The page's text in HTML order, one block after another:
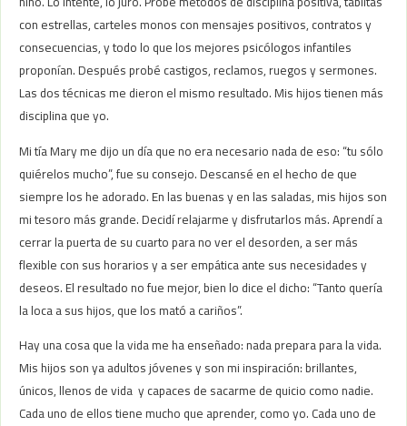
con estrellas, carteles monos con mensajes positivos, contratos y
consecuencias, y todo lo que los mejores psicólogos infantiles
proponían. Después probé castigos, reclamos, ruegos y sermones.
Las dos técnicas me dieron el mismo resultado. Mis hijos tienen más
disciplina que yo.
Mi tía Mary me dijo un día que no era necesario nada de eso: “tu sólo
quiérelos mucho”, fue su consejo. Descansé en el hecho de que
siempre los he adorado. En las buenas y en las saladas, mis hijos son
mi tesoro más grande. Decidí relajarme y disfrutarlos más. Aprendí a
cerrar la puerta de su cuarto para no ver el desorden, a ser más
flexible con sus horarios y a ser empática ante sus necesidades y
deseos. El resultado no fue mejor, bien lo dice el dicho: “Tanto quería
la loca a sus hijos, que los mató a cariños”.
Hay una cosa que la vida me ha enseñado: nada prepara para la vida.
Mis hijos son ya adultos jóvenes y son mi inspiración: brillantes,
únicos, llenos de vida y capaces de sacarme de quicio como nadie.
Cada uno de ellos tiene mucho que aprender, como yo. Cada uno de